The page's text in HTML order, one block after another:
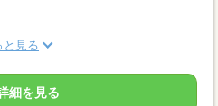
と見る
細を見る